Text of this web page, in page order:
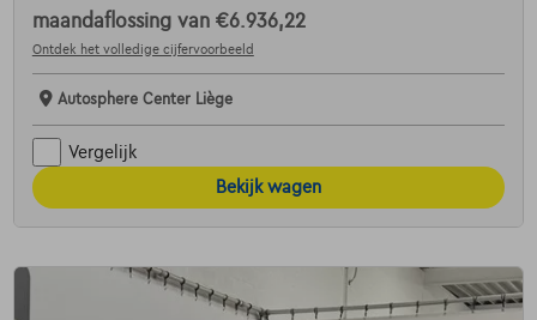
maandaflossing van €6.936,22
Ontdek het volledige cijfervoorbeeld
Autosphere Center Liège
Vergelijk
Bekijk wagen